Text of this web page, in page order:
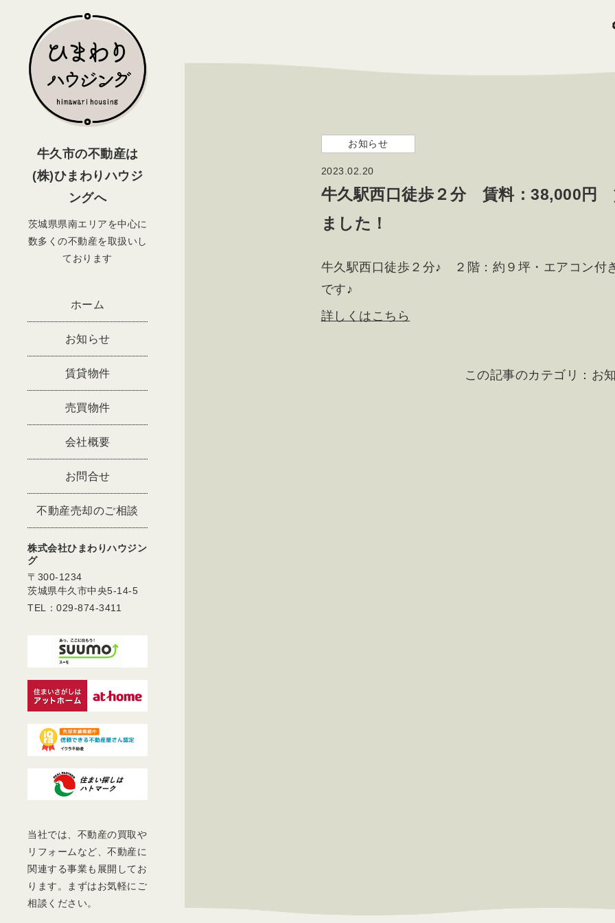
牛久市の不動産は
(株)ひまわりハウジ
ングへ
茨城県県南エリアを中心に
数多くの不動産を取扱いし
ております
ホーム
お知らせ
賃貸物件
売買物件
会社概要
お問合せ
不動産売却のご相談
株式会社ひまわりハウジン
グ
〒300-1234
茨城県牛久市中央5-14-5
TEL：029-874-3411
当社では、不動産の買取や
リフォームなど、不動産に
関連する事業も展開してお
ります。まずはお気軽にご
相談ください。
お知らせ
2023.02.20
牛久駅西口徒歩２分 賃料：38,000円
ました！
牛久駅西口徒歩２分♪ ２階：約９坪・エアコン付
です♪
詳しくはこちら
この記事のカテゴリ： お